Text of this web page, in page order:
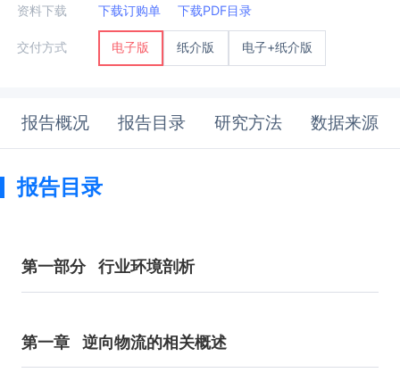
资料下载 下载订购单 下载PDF目录
交付方式 电子版 纸介版 电子+纸介版
报告概况 报告目录 研究方法 数据来源
报告目录
第一部分 行业环境剖析
第一章 逆向物流的相关概述